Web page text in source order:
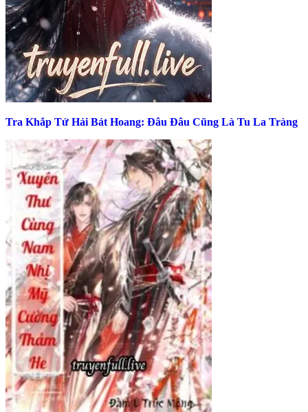
Tra Khắp Tứ Hải Bát Hoang: Đâu Đâu Cũng Là Tu La Tràng